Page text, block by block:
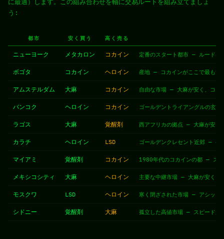
う:
都市 安く買う 高く売る
ニューヨーク メタカロン コカイン 定番のスタート都市 — ルードは
ボゴタ コカイン ヘロイン 産地 — コカインがここで最も安
アムステルダム 大麻 コカイン 自由な市場 — 大麻が安く、コカ
バンコク ヘロイン コカイン ゴールデントライアングルの玄
ラゴス 大麻 覚醒剤 西アフリカの拠点 — 大麻が安く
カラチ ヘロイン LSD ゴールデンクレセント近郊 — ヘ
マイアミ 覚醒剤 コカイン 1980年代のコカインの都 — スピ
メキシコシティ 大麻 ヘロイン 主要な中継市場 — 大麻が安く、
モスクワ LSD ヘロイン 寒く閉ざされた市場 — アシッド
シドニー 覚醒剤 大麻 孤立した高値市場 — スピードが